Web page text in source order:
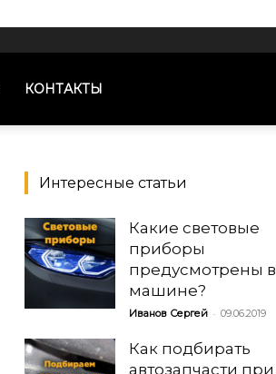
КОНТАКТЫ
Интересные статьи
Какие световые
приборы
предусмотрены в
машине?
Иванов Сергей - 09.06.2019
Как подбирать
автозапчасти при